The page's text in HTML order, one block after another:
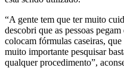
“A gente tem que ter muito
descobri que as pessoas
colocam fórmulas caseiras,
muito importante pesquisar
qualquer procedimento”,